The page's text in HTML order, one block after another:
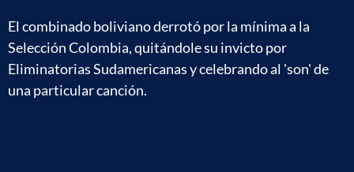
El combinado boliviano derrotó por la mínima a la
Selección Colombia, quitándole su invicto por
Eliminatorias Sudamericanas y celebrando al 'son' de
una particular canción.